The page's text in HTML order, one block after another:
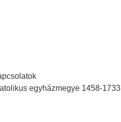
egyházmegye 1458-1733